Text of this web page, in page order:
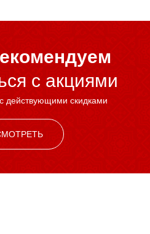
c акциями
действующими скидками